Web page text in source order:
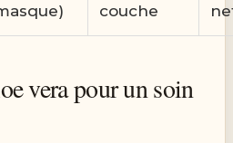
couche
vera pour un soin